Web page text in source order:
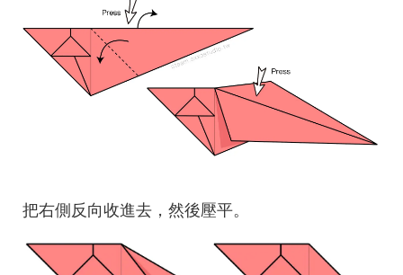
把右側反向收進去，然後壓平。